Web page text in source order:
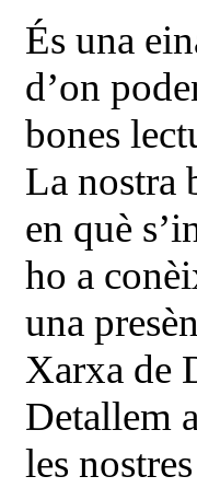
És una
d’on
bones
La nostra
en què
ho a
una
Xarxa de
Detallem
les